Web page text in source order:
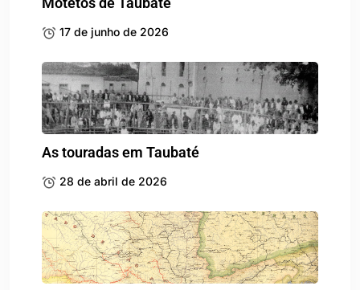
17 de junho de 2026
As touradas em Taubaté
28 de abril de 2026